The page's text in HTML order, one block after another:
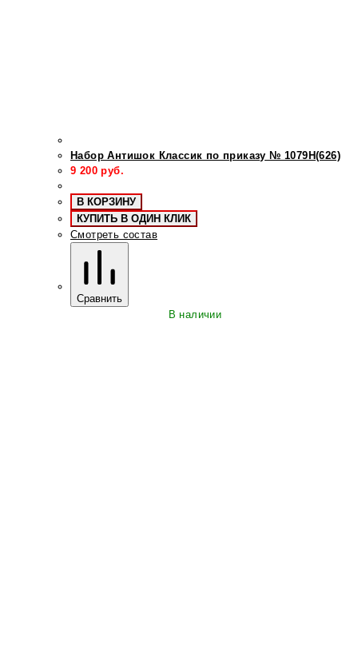
Набор Антишок Классик по приказу № 1079Н(626)
9 200 руб.
В КОРЗИНУ
КУПИТЬ В ОДИН КЛИК
Смотреть состав
Сравнить
В наличии